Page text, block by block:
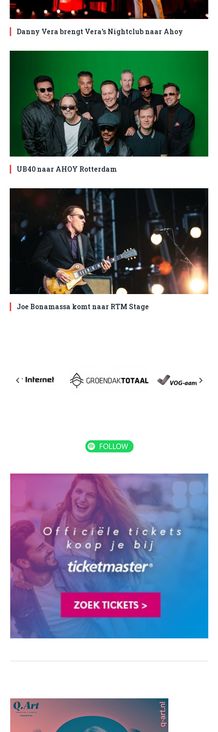
Danny Vera brengt Vera’s Nightclub naar Ahoy
UB40 naar AHOY Rotterdam
Joe Bonamassa komt naar RTM Stage